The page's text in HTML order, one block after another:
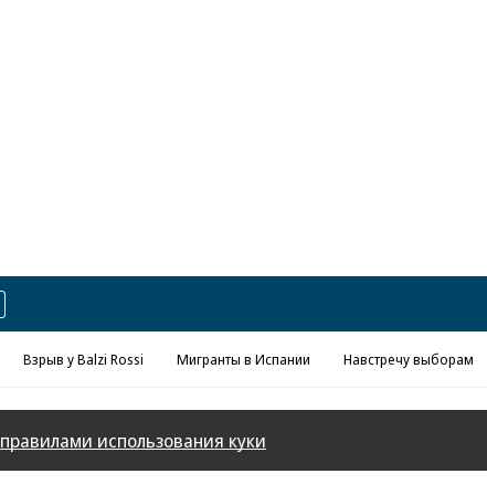
Взрыв у Balzi Rossi Мигранты в Испании Навстречу выборам
правилами использования куки